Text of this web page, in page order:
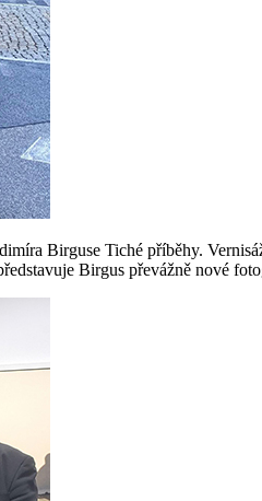
Birguse Tiché příběhy.
Birgus převážně nové